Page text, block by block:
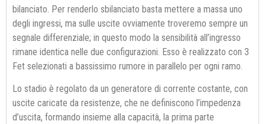
bilanciato. Per renderlo sbilanciato basta mettere a massa uno
degli ingressi, ma sulle uscite ovviamente troveremo sempre un
segnale differenziale; in questo modo la sensibilità all’ingresso
rimane identica nelle due configurazioni. Esso è realizzato con 3
Fet selezionati a bassissimo rumore in parallelo per ogni ramo.
Lo stadio è regolato da un generatore di corrente costante, con
uscite caricate da resistenze, che ne definiscono l’impedenza
d’uscita, formando insieme alla capacità, la prima parte